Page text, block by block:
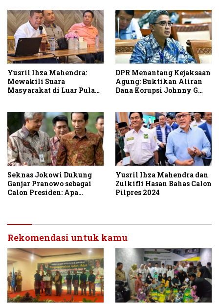
Yusril Ihza Mahendra:
Mewakili Suara
Masyarakat di Luar Pulau
DPR Menantang Kejaksaan
Agung: Buktikan Aliran
Dana Korupsi Johnny G
Seknas Jokowi Dukung
Ganjar Pranowo sebagai
Calon Presiden: Apa
Yusril Ihza Mahendra dan
Zulkifli Hasan Bahas Calon
Pilpres 2024
Rekomendasi untuk kamu